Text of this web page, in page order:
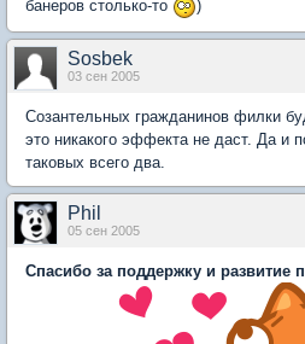
банеров столько-то
)
Sosbek
03 сен 2005
Созантельных гражданинов филки
это никакого эффекта не даст. Да и
таковых всего два.
Phil
05 сен 2005
Спасибо за поддержку и развитие